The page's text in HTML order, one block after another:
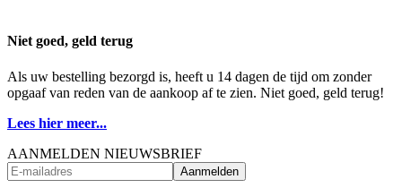
Niet goed, geld terug
Als uw bestelling bezorgd is, heeft u 14 dagen de tijd om zonder
opgaaf van reden van de aankoop af te zien. Niet goed, geld terug!
Lees hier meer...
AANMELDEN NIEUWSBRIEF
Aanmelden